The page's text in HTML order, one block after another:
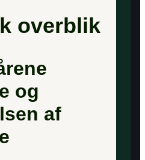
overblik
og
af